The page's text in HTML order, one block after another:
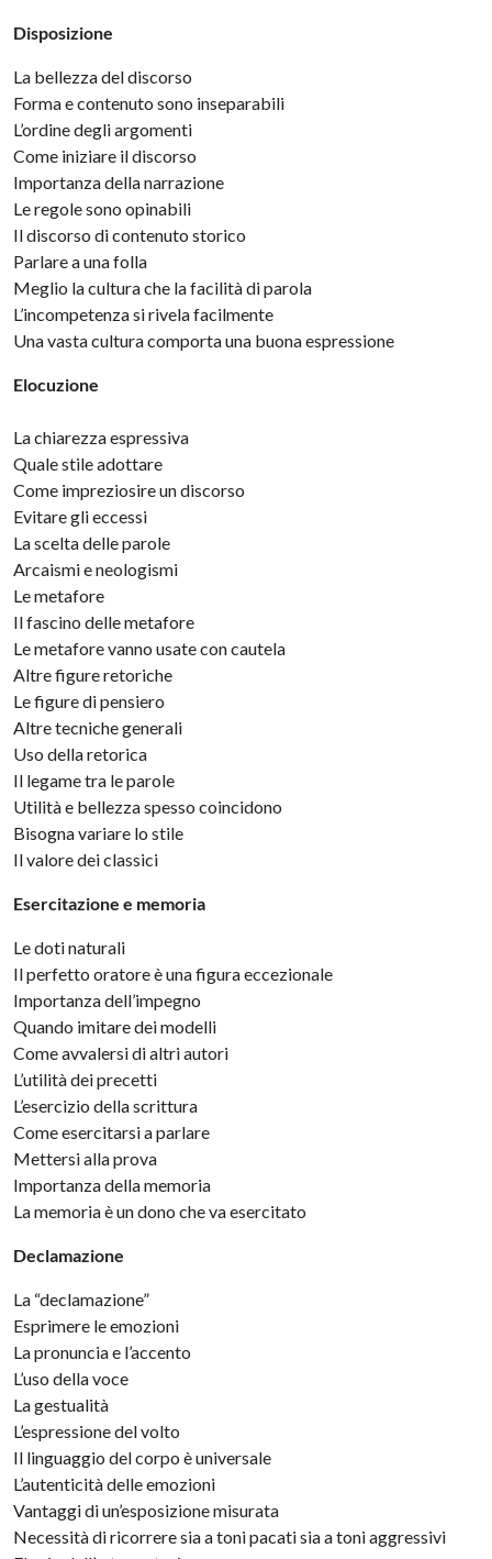
Disposizione
La bellezza del discorso
Forma e contenuto sono inseparabili
L’ordine degli argomenti
Come iniziare il discorso
Importanza della narrazione
Le regole sono opinabili
Il discorso di contenuto storico
Parlare a una folla
Meglio la cultura che la facilità di parola
L’incompetenza si rivela facilmente
Una vasta cultura comporta una buona espressione
Elocuzione
La chiarezza espressiva
Quale stile adottare
Come impreziosire un discorso
Evitare gli eccessi
La scelta delle parole
Arcaismi e neologismi
Le metafore
Il fascino delle metafore
Le metafore vanno usate con cautela
Altre figure retoriche
Le figure di pensiero
Altre tecniche generali
Uso della retorica
Il legame tra le parole
Utilità e bellezza spesso coincidono
Bisogna variare lo stile
Il valore dei classici
Esercitazione e memoria
Le doti naturali
Il perfetto oratore è una figura eccezionale
Importanza dell’impegno
Quando imitare dei modelli
Come avvalersi di altri autori
L’utilità dei precetti
L’esercizio della scrittura
Come esercitarsi a parlare
Mettersi alla prova
Importanza della memoria
La memoria è un dono che va esercitato
Declamazione
La “declamazione”
Esprimere le emozioni
La pronuncia e l’accento
L’uso della voce
La gestualità
L’espressione del volto
Il linguaggio del corpo è universale
L’autenticità delle emozioni
Vantaggi di un’esposizione misurata
Necessità di ricorrere sia a toni pacati sia a toni aggressivi